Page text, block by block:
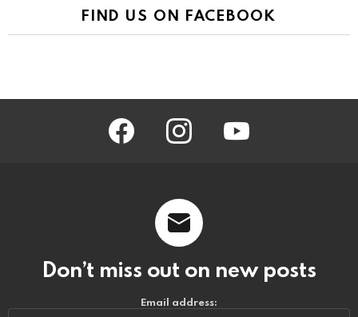
FIND US ON FACEBOOK
facebook instagram
Don’t miss out on new posts
Email address: